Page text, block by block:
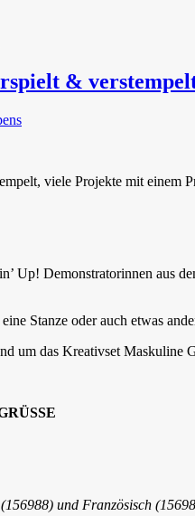
&
viele Projekte mit einem
Up! Demonstratorinnen aus
Stanze oder auch etwas
um das Kreativset Maskuline
und Französisch